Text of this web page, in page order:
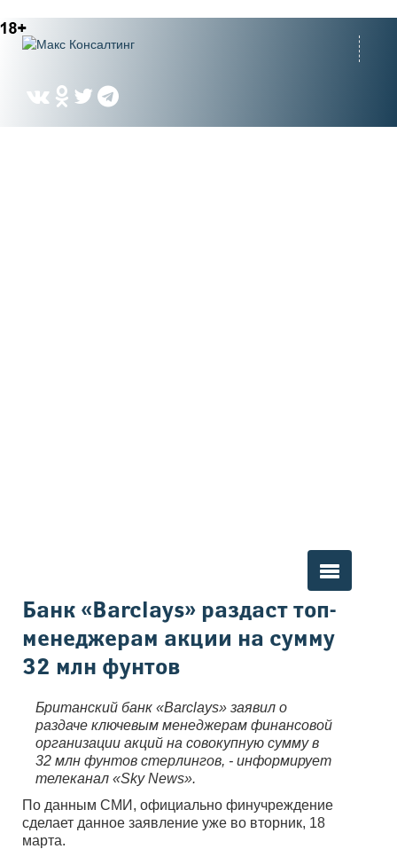
Вы здесь
Банк «Barclays» раздаст топ-
менеджерам акции на сумму
32 млн фунтов
Британский банк «Barclays» заявил о
раздаче ключевым менеджерам финансовой
организации акций на совокупную сумму в
32 млн фунтов стерлингов, - информирует
телеканал «Sky News».
По данным СМИ, официально финучреждение
сделает данное заявление уже во вторник, 18
марта.